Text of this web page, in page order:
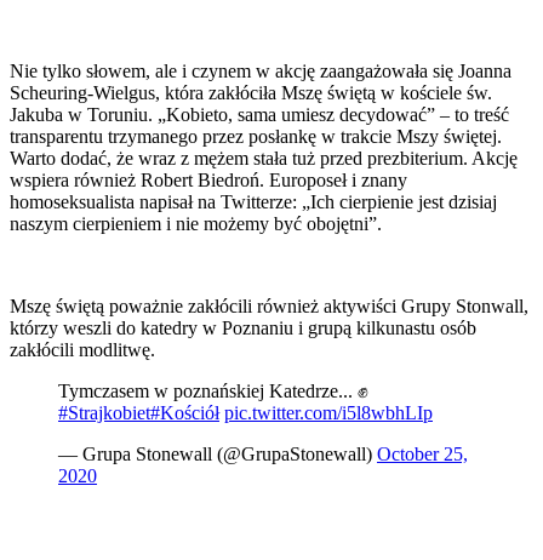
Nie tylko słowem, ale i czynem w akcję zaangażowała się Joanna
Scheuring-Wielgus, która zakłóciła Mszę świętą w kościele św.
Jakuba w Toruniu. „Kobieto, sama umiesz decydować” – to treść
transparentu trzymanego przez posłankę w trakcie Mszy świętej.
Warto dodać, że wraz z mężem stała tuż przed prezbiterium. Akcję
wspiera również Robert Biedroń. Europoseł i znany
homoseksualista napisał na Twitterze: „Ich cierpienie jest dzisiaj
naszym cierpieniem i nie możemy być obojętni”.
Mszę świętą poważnie zakłócili również aktywiści Grupy Stonwall,
którzy weszli do katedry w Poznaniu i grupą kilkunastu osób
zakłócili modlitwę.
Tymczasem w poznańskiej Katedrze... ✊
#Strajkobiet#Kościół pic.twitter.com/i5l8wbhLIp
— Grupa Stonewall (@GrupaStonewall) October 25,
2020